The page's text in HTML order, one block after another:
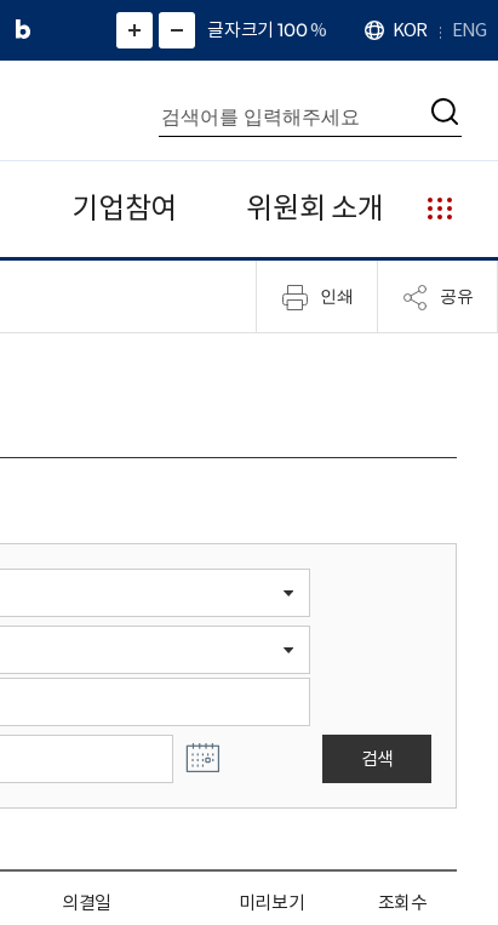
네
그
)
화
면
면
소
확
대
치
글자크기 100%
언
어
KOR ENG
통
합
검
색
검
기업참여 위원회 소개
누
리
집
안
인쇄 공유
검색
의결일 미리보기 조회수